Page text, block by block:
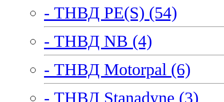
- ТНВД PE(S) (54)
- ТНВД NB (4)
- ТНВД Motorpal (6)
- ТНВД Stanadyne (3)